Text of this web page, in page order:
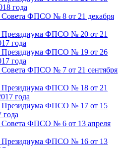
года
Совета ФПСО № 8 от 21 декабря
Президиума ФПСО № 20 от 21
года
Президиума ФПСО № 19 от 26
года
Совета ФПСО № 7 от 21 сентября
Президиума ФПСО № 18 от 21
года
Президиума ФПСО № 17 от 15
года
Совета ФПСО № 6 от 13 апреля
Президиума ФПСО № 16 от 13